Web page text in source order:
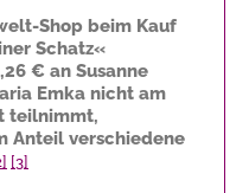
Shop beim Kauf
Schatz«
€ an Susanne
Emka nicht am
teilnimmt,
Anteil verschiedene
[3]